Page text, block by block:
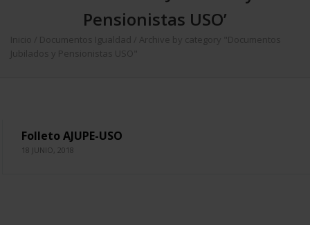
Pensionistas USO’
Inicio Documentos Igualdad
Archive by category "Documentos
Jubilados y Pensionistas USO"
Folleto AJUPE-USO
18 JUNIO, 2018